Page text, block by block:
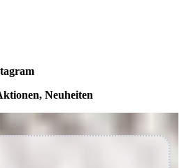
Neuheiten